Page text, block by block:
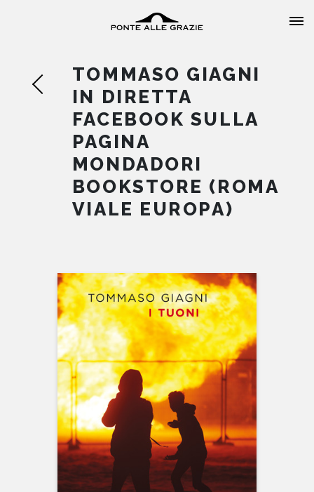
HOME
CHI SIAMO
EVENTI
NEWS
CONTATTI
TOMMASO GIAGNI
IN DIRETTA
FACEBOOK SULLA
PAGINA
MONDADORI
BOOKSTORE (ROMA
VIALE EUROPA)